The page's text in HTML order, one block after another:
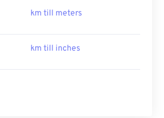
km till meters
km till inches